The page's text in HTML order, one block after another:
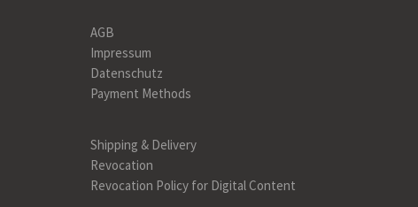
AGB
Impressum
Datenschutz
Payment Methods
Shipping & Delivery
Revocation
Revocation Policy for Digital Content